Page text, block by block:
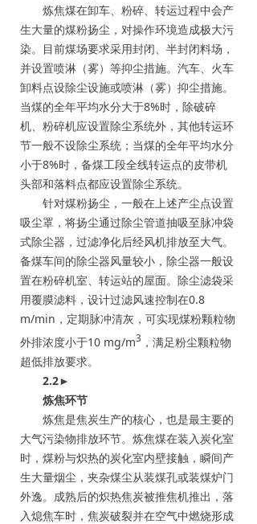
炼焦煤在卸车、粉碎、转运过程中会产
生大量的煤粉扬尘，对操作环境造成极大污
染。目前煤场要求采用封闭、半封闭料场，
并设置喷淋（雾）等抑尘措施。汽车、火车
卸料点设除尘设施或喷淋（雾）抑尘措施。
当煤的全年平均水分大于8%时，除破碎
机、粉碎机应设置除尘系统外，其他转运环
节一般不设除尘系统；当煤的全年平均水分
小于8%时，备煤工段全线转运点的皮带机
头部和落料点都应设置除尘系统。
针对煤粉扬尘，一般在上述产尘点设置
吸尘罩，将扬尘通过除尘管道抽吸至脉冲袋
式除尘器，过滤净化后经风机排放至大气。
备煤车间的除尘器风量较小，除尘器一般设
置在粉碎机室、转运站的屋面。除尘滤袋采
用覆膜滤料，设计过滤风速控制在0.8
m/min，定期脉冲清灰，可实现煤粉颗粒物
外排浓度小于10 mg/m3 ，满足粉尘颗粒物
超低排放要求。
2.2►
炼焦环节
炼焦是焦炭生产的核心，也是最主要的
大气污染物排放环节。炼焦煤在装入炭化室
时，煤粉与炽热的炭化室内壁接触，瞬间产
生大量烟尘，夹杂煤尘从装煤孔或装煤炉门
外逸。成熟后的炽热焦炭被推焦机推出，落
入熄焦车时，焦炭破裂并在空气中燃烧形成